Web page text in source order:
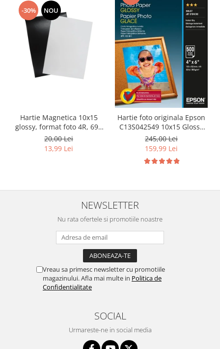
-30% NOU
Hartie Magnetica 10x15
glossy, format foto 4R, 690
g/m² - pachet 10 coli
20,00 Lei
13,99 Lei
Hartie foto originala Epson
C13S042549 10x15 Glossy
200g/mp, 500 coli
245,00 Lei
159,99 Lei
NEWSLETTER
Nu rata ofertele si promotiile noastre
Vreau sa primesc newsletter cu promotiile
magazinului. Afla mai multe in Politica de
Confidentialitate
SOCIAL
Urmareste-ne in social media